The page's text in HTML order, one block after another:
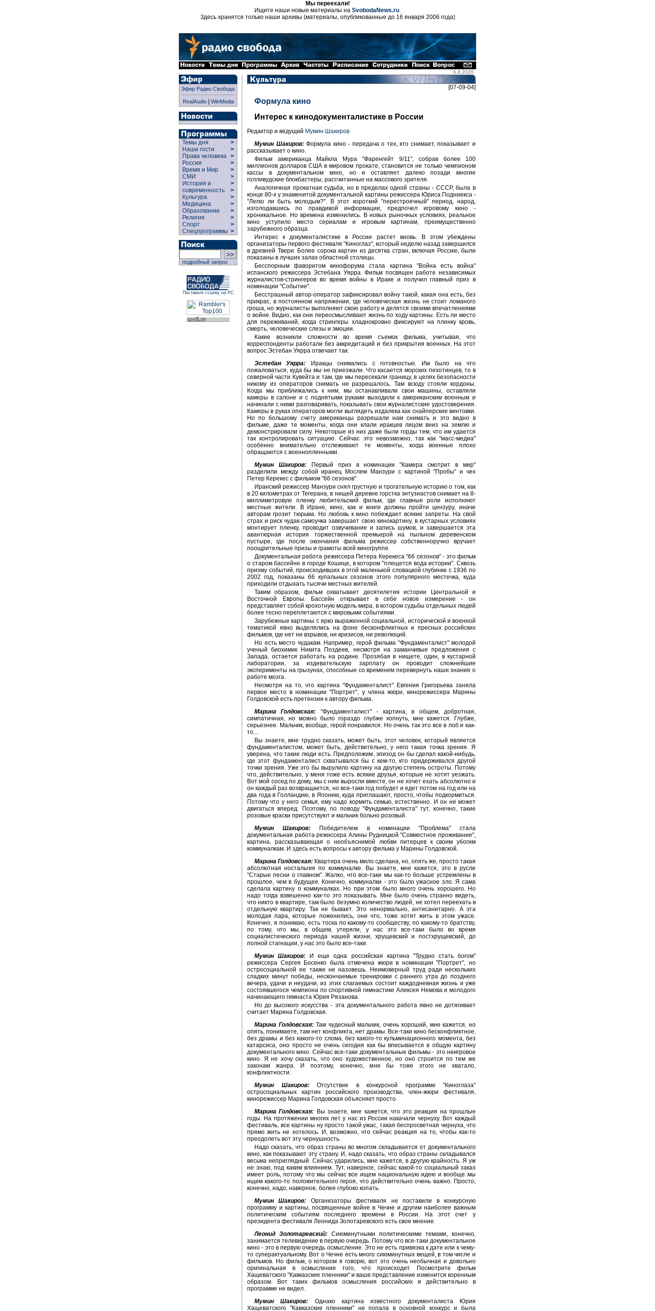
Мы переехали!
Ищите наши новые материалы на SvobodaNews.ru.
Здесь хранятся только наши архивы (материалы, опубликованные до 16 января 2006 года)
6.8.2026
Эфир Радио Свобода
RealAudio| WinMedia
Темы дня
>
Наши гости
>
Права человека >
Россия
>
Время и Мир
>
СМИ
>
История и
современность
>
>
Культура
>
Медицина
>
Образование
>
Религия
>
Спорт
>
Спецпрограммы >
подробный запрос
Поставьте ссылку на РС
[07-09-04]
Формула кино
Интерес к кинодокументалистике в России
Редактор и ведущий Мумин Шакиров
Мумин Шакиров:Формула кино - передача о тех, кто снимает, показывает и
рассказывает о кино.
Фильм американца Майкла Мура "Фаренгейт 9/11", собрав более 100
миллионов долларов США в мировом прокате, становится не только чемпионом
кассы в документальном кино, но и оставляет далеко позади многие
голливудские блокбастеры, рассчитанные на массового зрителя.
Аналогичная прокатная судьба, но в пределах одной страны - СССР, была в
конце 80-х у знаменитой документальной картины режиссера Юриса Подниекса -
"Легко ли быть молодым?". В этот короткий "перестроечный" период, народ,
изголодавшись по правдивой информации, предпочел игровому кино -
хроникальное. Но времена изменились. В новых рыночных условиях, реальное
кино уступило место сериалам и игровым картинам, преимущественно
зарубежного образца.
Интерес к документалистике в России растет вновь. В этом убеждены
организаторы первого фестиваля "Киноглаз", который неделю назад завершился
в древней Твери. Более сорока картин из десятка стран, включая Россию, были
показаны в лучших залах областной столицы.
Бесспорным фаворитом кинофорума стала картина "Война есть война"
испанского режиссера Эстебана Уярра. Фильм посвящен работе независимых
журналистов-стрингеров во время войны в Ираке и получил главный приз в
номинации "Событие".
Бесстрашный автор-оператор зафиксировал войну такой, какая она есть, без
прикрас, в постоянном напряжении, где человеческая жизнь не стоит ломаного
гроша, но журналисты выполняют свою работу и делятся своими впечатлениями
о войне. Видно, как они переосмысливают жизнь по ходу картины. Есть ли место
для переживаний, когда стрингеры хладнокровно фиксируют на пленку кровь,
смерть, человеческие слезы и эмоции.
Какие возникли сложности во время съемок фильма, учитывая, что
корреспонденты работали без аккредитаций и без прикрытия военных. На этот
вопрос Эстебан Уярра отвечает так.
Эстебан Уярра: Иракцы снимались с готовностью. Им было на что
пожаловаться, куда бы мы не приезжали. Что касается морских пехотинцев, то в
северной части Кувейта и там, где мы пересекали границу, в целях безопасности
никому из операторов снимать не разрешалось. Там всюду стояли кордоны.
Когда мы приближались к ним, мы останавливали свои машины, оставляли
камеры в салоне и с поднятыми руками выходили к американским военным и
начинали с ними разговаривать, показывать свои журналистские удостоверения.
Камеры в руках операторов могли выглядеть издалека как снайперские винтовки.
Но по большому счету американцы разрешали нам снимать и это видно в
фильме, даже те моменты, когда они клали иракцев лицом вниз на землю и
демонстрировали силу. Некоторые из них даже были горды тем, что им удается
так контролировать ситуацию. Сейчас это невозможно, так как "масс-медиа"
особенно внимательно отслеживают те моменты, когда военные плохо
обращаются с военнопленными.
Мумин Шакиров:Первый приз в номинации "Камера смотрит в мир"
разделили между собой иранец Мослем Манзури с картиной "Пробы" и чех
Петер Керекес с фильмом "66 сезонов".
Иранский режиссер Манзури снял грустную и трогательную историю о том, как
в 20 километрах от Тегерана, в нищей деревне горстка энтузиастов снимает на 8-
миллиметровую пленку любительский фильм, где главные роли исполняют
местные жители. В Иране, кино, как и книги должны пройти цензуру, иначе
авторам грозит тюрьма. Но любовь к кино побеждает всякие запреты. На свой
страх и риск чудак-самоучка завершает свою кинокартину, в кустарных условиях
монтирует пленку, проводит озвучивание и запись шумов, и завершается эта
авантюрная история торжественной премьерой на пыльном деревенском
пустыре, где после окончания фильма режиссер собственноручно вручает
поощрительные призы и грамоты всей киногруппе.
Документальная работа режиссера Петера Керекеса "66 сезонов" - это фильм
о старом бассейне в городе Кошице, в котором "плещется вода истории". Сквозь
призму событий, происходивших в этой маленькой словацкой глубинке с 1936 по
2002 год, показаны 66 купальных сезонов этого популярного местечка, куда
приходили отдыхать тысячи местных жителей.
Таким образом, фильм охватывает десятилетия истории Центральной и
Восточной Европы. Бассейн открывает в себе новое измерение - он
представляет собой крохотную модель мира, в котором судьбы отдельных людей
более тесно переплетаются с мировыми событиями.
Зарубежные картины с ярко выраженной социальной, исторической и военной
тематикой явно выделялись на фоне бесконфликтных и пресных российских
фильмов, где нет ни взрывов, ни кризисов, ни революций.
Но есть место чудакам. Например, герой фильма "Фундаменталист" молодой
ученый биохимик Никита Поздеев, несмотря на заманчивые предложения с
Запада, остается работать на родине. Прозябая в нищете, один, в кустарной
лаборатории, за издевательскую зарплату он проводит сложнейшие
эксперименты на грызунах, способные со временем перевернуть наши знания о
работе мозга.
Несмотря на то, что картина "Фундаменталист" Евгения Григорьева заняла
первое место в номинации "Портрет", у члена жюри, кинорежиссера Марины
Голдовской есть претензии к автору фильма.
Марина Голдовская: "Фундаменталист" - картина, в общем, добротная,
симпатичная, но можно было гораздо глубже копнуть, мне кажется. Глубже,
серьезнее. Мальчик, вообще, герой понравился. Но очень так это все в лоб и как-
то...
Вы знаете, мне трудно сказать, может быть, этот человек, который является
фундаменталистом, может быть, действительно, у него такая точка зрения. Я
уверена, что такие люди есть. Предположим, эпизод он бы сделал какой-нибудь,
где этот фундаменталист схватывался бы с кем-то, кто придерживался другой
точки зрения. Уже это бы вырулило картину на другую степень остроты. Потому
что, действительно, у меня тоже есть всякие друзья, которые не хотят уезжать.
Вот мой сосед по дому, мы с ним выросли вместе, он не хочет ехать абсолютно и
он каждый раз возвращается, но все-таки год побудет и едет потом на год или на
два года в Голландию, в Японию, куда приглашают, просто, чтобы подкормиться.
Потому что у него семья, ему надо кормить семью, естественно. И он не может
двигаться вперед. Поэтому, по поводу "Фундаменталиста" тут, конечно, такие
розовые краски присутствуют и мальчик больно розовый.
Мумин Шакиров: Победителем в номинации "Проблема" стала
документальная работа режиссера Алины Рудницкой "Совместное проживание",
картина, рассказывающая о необъяснимой любви питерцев к своим убогим
коммуналкам. И здесь есть вопросы к автору фильма у Марины Голдовской.
Марина Голдовская: Квартира очень мило сделана, но, опять же, просто такая
абсолютная ностальгия по коммуналке. Вы знаете, мне кажется, это в русле
"Старые песни о главном". Жалко, что все-таки мы как-то больше устремлены в
прошлое, чем в будущее. Конечно, коммуналки - это было ужасное зло. Я сама
сделала картину о коммуналках. Но при этом было много очень хорошего. Но
надо тогда взвешенно как-то это показывать. Мне было очень странно видеть,
что никто в квартире, там было безумно количество людей, не хотел переехать в
отдельную квартиру. Так не бывает. Это ненормально, антисанитарно. А эта
молодая пара, которые поженились, они что, тоже хотят жить в этом ужасе.
Конечно, я понимаю, есть тоска по какому-то сообществу, по какому-то братству,
по тому, что мы, в общем, утеряли, у нас это все-таки было во время
социалистического периода нашей жизни, хрущевский и постхрущевский, до
полной стагнации, у нас это было все-таки.
Мумин Шакиров: И еще одна российская картина "Трудно стать богом"
режиссера Сергея Босенко была отмечена жюри в номинации "Портрет", но
остросоциальной ее также не назовешь. Неимоверный труд ради нескольких
сладких минут победы, нескончаемые тренировки с раннего утра до позднего
вечера, удачи и неудачи, из этих слагаемых состоит каждодневная жизнь и уже
состоявшегося чемпиона по спортивной гимнастике Алексея Немова и молодого
начинающего гимнаста Юрия Рязанова.
Но до высокого искусства - эта документального работа явно не дотягивает
считает Марина Голдовская.
Марина Голдовская:Там чудесный мальчик, очень хороший, мне кажется, но
опять, понимаете, там нет конфликта, нет драмы. Все-таки кино бесконфликтное,
без драмы и без какого-то слома, без какого-то кульминационного момента, без
катарсиса, оно просто не очень сегодня как бы вписывается в общую картину
документального кино. Сейчас все-таки документальные фильмы - это неигровое
кино. Я не хочу сказать, что оно художественное, но оно строится по тем же
законам жанра. И поэтому, конечно, мне бы тоже этого не хватало,
конфликтности.
Мумин Шакиров:Отсутствие в конкурсной программе "Киноглаза"
остросоциальных картин российского производства, член-жюри фестиваля,
кинорежиссер Марина Голдовская объясняет просто.
Марина Голдовская: Вы знаете, мне кажется, что это реакция на прошлые
годы. На протяжении многих лет у нас из России накачали чернуху. Вот каждый
фестиваль, все картины ну просто такой ужас, такая беспросветная чернуха, что
прямо жить не хотелось. И, возможно, что сейчас реакция на то, чтобы как-то
преодолеть вот эту чернушность.
Надо сказать, что образ страны во многом складывается от документального
кино, как показывают эту страну. И, надо сказать, что образ страны складывался
весьма неприглядный. Сейчас ударились, мне кажется, в другую крайность. Я уж
не знаю, под каким влиянием. Тут, наверное, сейчас какой-то социальный заказ
имеет роль, потому что мы сейчас все ищем национальную идею и вообще мы
ищем какого-то положительного героя, что действительно очень важно. Просто,
конечно, надо, наверное, более глубоко копать.
Мумин Шакиров: Организаторы фестиваля не поставили в конкурсную
программу и картины, посвященные войне в Чечне и другим наиболее важным
политическим событиям последнего времени в России. На этот счет у
президента фестиваля Леонида Золотаревского есть свое мнение.
Леонид Золотаревский: Сиюминутными политическими темами, конечно,
занимается телевидение в первую очередь. Потому что все-таки документальное
кино - это в первую очередь осмысление. Это не есть привязка к дате или к чему-
то суперактуальному. Вот о Чечне есть много сиюминутных вещей, в том числе и
фильмов. Но фильм, о котором я говорю, вот это очень необычная и довольно
оригинальная в осмыслении того, что происходит. Посмотрите фильм
Хащеватского "Кавказские пленники" и ваше представление изменится коренным
образом. Вот таких фильмов осмысления российских я действительно в
программе не видел.
Мумин Шакиров: Однако картина известного документалиста Юрия
Хащеватского "Кавказские пленники" не попала в основной конкурс и была